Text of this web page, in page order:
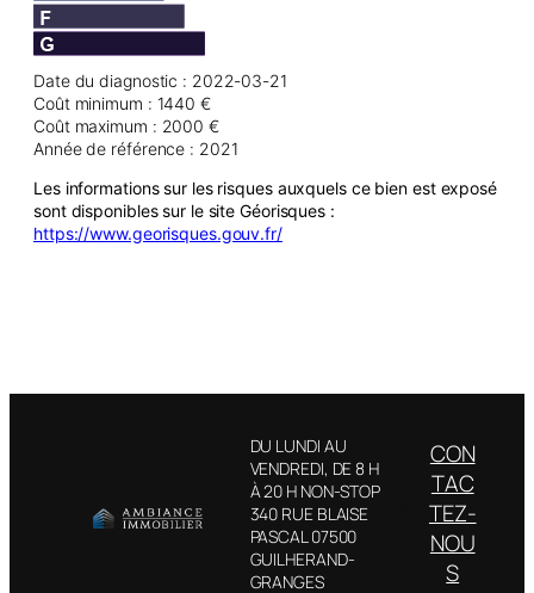
Date du diagnostic : 2022-03-21
Coût minimum : 1440 €
Coût maximum : 2000 €
Année de référence : 2021
Les informations sur les risques auxquels ce bien est exposé
sont disponibles sur le site Géorisques :
https://www.georisques.gouv.fr/
DU LUNDI AU
VENDREDI, DE 8 H
À 20 H NON-STOP
340 RUE BLAISE
PASCAL 07500
GUILHERAND-
GRANGES
Facebook
Instagram
LinkedIn
CON
TAC
TEZ-
NOU
S